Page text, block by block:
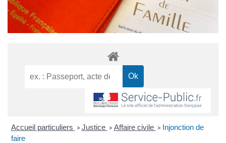
Accueil particuliers > Justice > Affaire civile > Injonction de
faire